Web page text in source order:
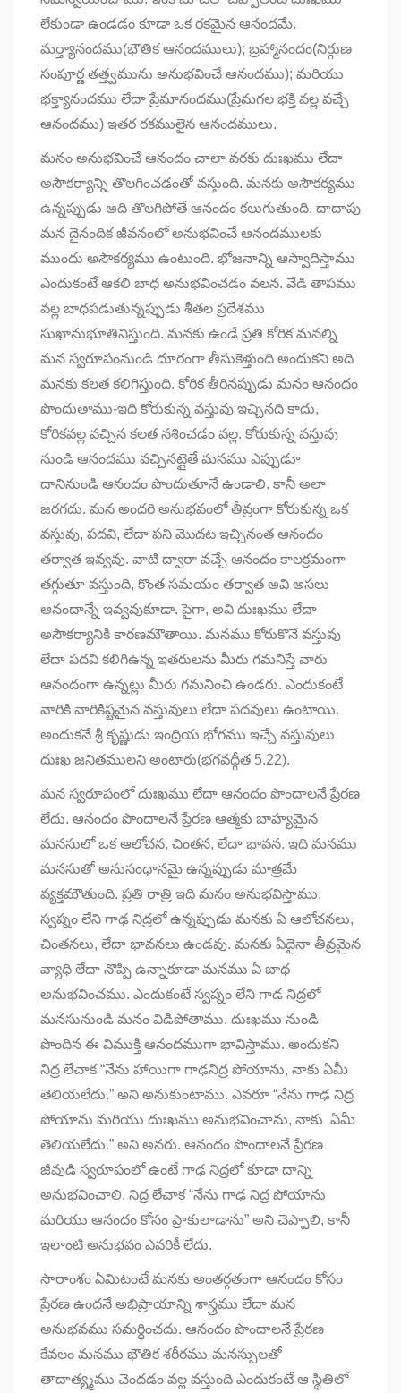
లేకుండా ఉండడం కూడా ఒక రకమైన ఆనందమే.
మర్త్యానందము(భౌతిక ఆనందములు); బ్రహ్మానందం(నిర్గుణ
సంపూర్ణ తత్త్వమును అనుభవించే ఆనందము); మరియు
భక్త్యానందము లేదా ప్రేమానందము(ప్రేమగల భక్తి వల్ల వచ్చే
ఆనందము) ఇతర రకములైన ఆనందములు.
మనం అనుభవించే ఆనందం చాలా వరకు దుఃఖము లేదా
అసౌకర్యాన్ని తొలగించడంతో వస్తుంది. మనకు అసౌకర్యము
ఉన్నప్పుడు అది తొలగిపోతే ఆనందం కలుగుతుంది. దాదాపు
మన దైనందిక జీవనంలో అనుభవించే ఆనందములకు
ముందు అసౌకర్యము ఉంటుంది. భోజనాన్ని ఆస్వాదిస్తాము
ఎందుకంటే ఆకలి బాధ అనుభవించడం వలన. వేడి తాపము
వల్ల బాధపడుతున్నప్పుడు శీతల ప్రదేశము
సుఖానుభూతినిస్తుంది. మనకు ఉండే ప్రతి కోరిక మనల్ని
మన స్వరూపంనుండి దూరంగా తీసుకెళ్తుంది అందుకని అది
మనకు కలత కలిగిస్తుంది. కోరిక తీరినప్పుడు మనం ఆనందం
పొందుతాము-ఇది కోరుకున్న వస్తువు ఇచ్చినది కాదు,
కోరికవల్ల వచ్చిన కలత నశించడం వల్ల. కోరుకున్న వస్తువు
నుండి ఆనందము వచ్చినట్లైతే మనము ఎప్పుడూ
దానినుండి ఆనందం పొందుతూనే ఉండాలి. కానీ అలా
జరగదు. మన అందరి అనుభవంలో తీవ్రంగా కోరుకున్న ఒక
వస్తువు, పదవి, లేదా పని మొదట ఇచ్చినంత ఆనందం
తర్వాత ఇవ్వవు. వాటి ద్వారా వచ్చే ఆనందం కాలక్రమంగా
తగ్గుతూ వస్తుంది, కొంత సమయం తర్వాత అవి అసలు
ఆనందాన్నే ఇవ్వవుకూడా. పైగా, అవి దుఃఖము లేదా
అసౌకర్యానికి కారణమౌతాయి. మనము కోరుకొనే వస్తువు
లేదా పదవి కలిగిఉన్న ఇతరులను మీరు గమనిస్తే వారు
ఆనందంగా ఉన్నట్లు మీరు గమనించి ఉండరు. ఎందుకంటే
వారికి వారికిష్టమైన వస్తువులు లేదా పదవులు ఉంటాయి.
అందుకనే శ్రీ కృష్ణుడు ఇంద్రియ భోగము ఇచ్చే వస్తువులు
దుఃఖ జనితములని అంటారు(భగవద్గీత 5.22).
మన స్వరూపంలో దుఃఖము లేదా ఆనందం పొందాలనే ప్రేరణ
లేదు. ఆనందం పొందాలనే ప్రేరణ ఆత్మకు బాహ్యమైన
మనసులో ఒక ఆలోచన, చింతన, లేదా భావన. ఇది మనము
మనసుతో అనుసంధానమై ఉన్నప్పుడు మాత్రమే
వ్యక్తమౌతుంది. ప్రతి రాత్రి ఇది మనం అనుభవిస్తాము.
స్వప్నం లేని గాఢ నిద్రలో ఉన్నప్పుడు మనకు ఏ ఆలోచనలు,
చింతనలు, లేదా భావనలు ఉండవు. మనకు ఏదైనా తీవ్రమైన
వ్యాధి లేదా నొప్పి ఉన్నాకూడా మనము ఏ బాధ
అనుభవించము. ఎందుకంటే స్వప్నం లేని గాఢ నిద్రలో
మనసునుండి మనం విడిపోతాము. దుఃఖము నుండి
పొందిన ఈ విముక్తి ఆనందముగా భావిస్తాము. అందుకని
నిద్ర లేచాక “నేను హాయిగా గాఢనిద్ర పోయాను, నాకు ఏమీ
తెలియలేదు.” అని అనుకుంటాము. ఎవరూ “నేను గాఢ నిద్ర
పోయాను మరియు దుఃఖము అనుభవించాను, నాకు ఏమీ
తెలియలేదు.” అని అనరు. ఆనందం పొందాలనే ప్రేరణ
జీవుడి స్వరూపంలో ఉంటే గాఢ నిద్రలో కూడా దాన్ని
అనుభవించాలి. నిద్ర లేచాక “నేను గాఢ నిద్ర పోయాను
మరియు ఆనందం కోసం ప్రాకులాడాను” అని చెప్పాలి, కానీ
ఇలాంటి అనుభవం ఎవరికీ లేదు.
సారాంశం ఏమిటంటే మనకు అంతర్గతంగా ఆనందం కోసం
ప్రేరణ ఉందనే అభిప్రాయాన్ని శాస్త్రము లేదా మన
అనుభవము సమర్ధించదు. ఆనందం పొందాలనే ప్రేరణ
కేవలం మనము భౌతిక శరీరము-మనస్సులతో
తాదాత్య్మము చెందడం వల్ల వస్తుంది ఎందుకంటే ఆ స్థితిలో